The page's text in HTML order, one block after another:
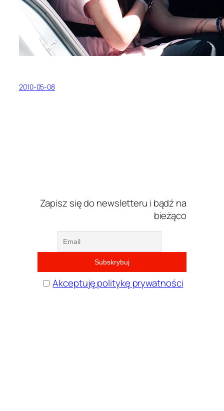
2010-05-08
Zapisz się do newsletteru i bądź na
bieżąco
Akceptuję politykę prywatności